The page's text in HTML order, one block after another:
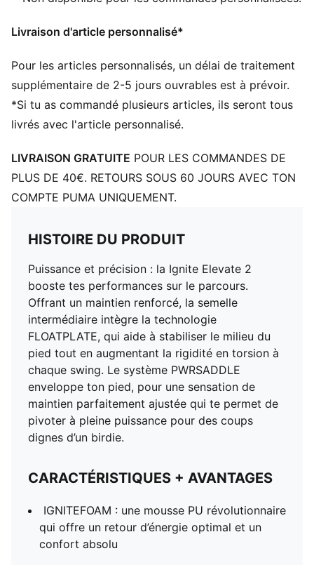
Talon : Talon plat
Livraison d'article personnalisé*
Pour les articles personnalisés, un délai de traitement
supplémentaire de 2-5 jours ouvrables est à prévoir.
*Si tu as commandé plusieurs articles, ils seront tous
livrés avec l'article personnalisé.
LIVRAISON GRATUITE POUR LES COMMANDES DE
PLUS DE 40€. RETOURS SOUS 60 JOURS AVEC TON
COMPTE PUMA UNIQUEMENT.
HISTOIRE DU PRODUIT
Puissance et précision : la Ignite Elevate 2
booste tes performances sur le parcours.
Offrant un maintien renforcé, la semelle
intermédiaire intègre la technologie
FLOATPLATE, qui aide à stabiliser le milieu du
pied tout en augmentant la rigidité en torsion à
chaque swing. Le système PWRSADDLE
enveloppe ton pied, pour une sensation de
maintien parfaitement ajustée qui te permet de
pivoter à pleine puissance pour des coups
dignes d’un birdie.
CARACTÉRISTIQUES + AVANTAGES
IGNITEFOAM : une mousse PU révolutionnaire
qui offre un retour d’énergie optimal et un
confort absolu